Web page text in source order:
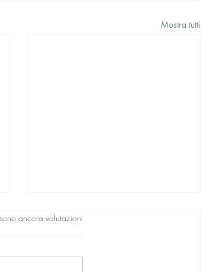
Mostra tutti
5. ancora valutazioni